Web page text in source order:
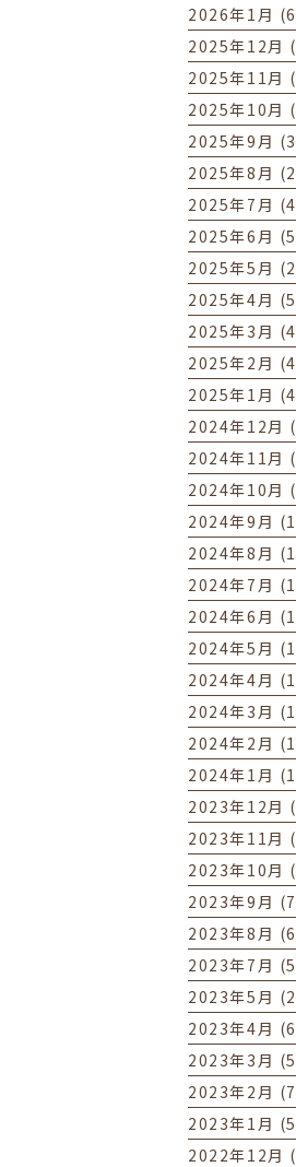
2026年1月
2025年12月
2025年11月
2025年10月
2025年9月
2025年8月
2025年7月
2025年6月
2025年5月
2025年4月
2025年3月
2025年2月
2025年1月
2024年12月
2024年11月
2024年10月
2024年9月
2024年8月
2024年7月
2024年6月
2024年5月
2024年4月
2024年3月
2024年2月
2024年1月
2023年12月
2023年11月
2023年10月
2023年9月
2023年8月
2023年7月
2023年5月
2023年4月
2023年3月
2023年2月
2023年1月
2022年12月